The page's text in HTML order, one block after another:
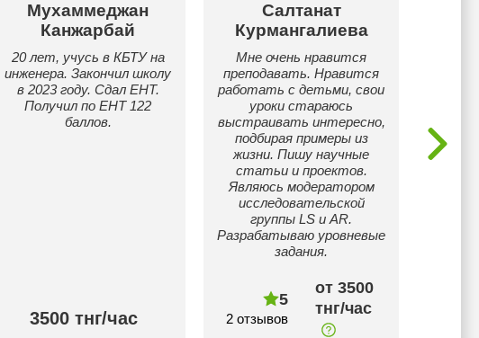
Мухаммеджан
Канжарбай
20 лет, учусь в КБТУ на
инженера. Закончил школу
в 2023 году. Сдал ЕНТ.
Получил по ЕНТ 122
баллов.
3500 тнг/час
Салтанат
Курмангалиева
Мне очень нравится
преподавать. Нравится
работать с детьми, свои
уроки стараюсь
выстраивать интересно,
подбирая примеры из
жизни. Пишу научные
статьи и проектов.
Являюсь модератором
исследовательской
группы LS и AR.
Разрабатываю уровневые
задания.
5
2 отзывов
от 3500
тнг/час
Умею